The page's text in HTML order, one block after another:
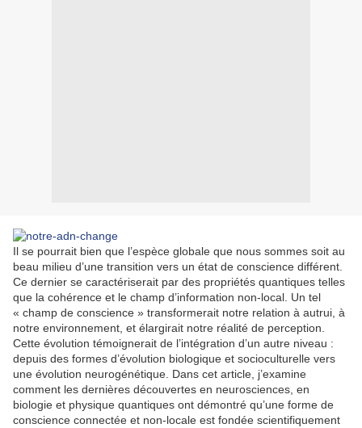
Il se pourrait bien que l’espèce globale que nous sommes soit au
beau milieu d’une transition vers un état de conscience différent.
Ce dernier se caractériserait par des propriétés quantiques telles
que la cohérence et le champ d’information non-local. Un tel
« champ de conscience » transformerait notre relation à autrui, à
notre environnement, et élargirait notre réalité de perception.
Cette évolution témoignerait de l’intégration d’un autre niveau :
depuis des formes d’évolution biologique et socioculturelle vers
une évolution neurogénétique. Dans cet article, j’examine
comment les dernières découvertes en neurosciences, en
biologie et physique quantiques ont démontré qu’une forme de
conscience connectée et non-locale est fondée scientifiquement